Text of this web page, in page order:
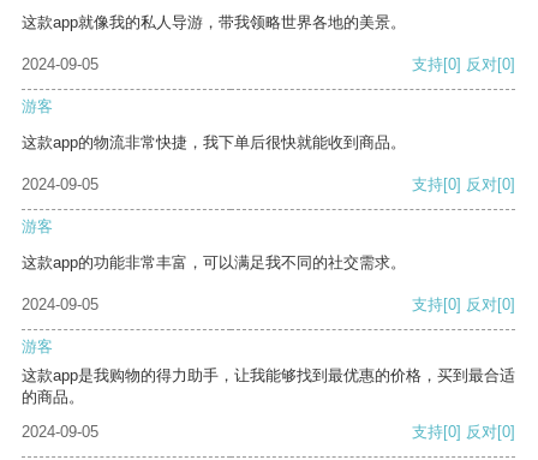
这款app就像我的私人导游，带我领略世界各地的美景。
2024-09-05 支持[0] 反对[0]
游客
这款app的物流非常快捷，我下单后很快就能收到商品。
2024-09-05 支持[0] 反对[0]
游客
这款app的功能非常丰富，可以满足我不同的社交需求。
2024-09-05 支持[0] 反对[0]
游客
这款app是我购物的得力助手，让我能够找到最优惠的价格，买到最合适
的商品。
2024-09-05
支持[0] 反对[0]